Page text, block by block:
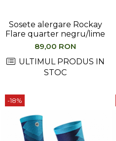
Sosete alergare Rockay
Flare quarter negru/lime
89,00 RON
ULTIMUL PRODUS IN
STOC
-18%